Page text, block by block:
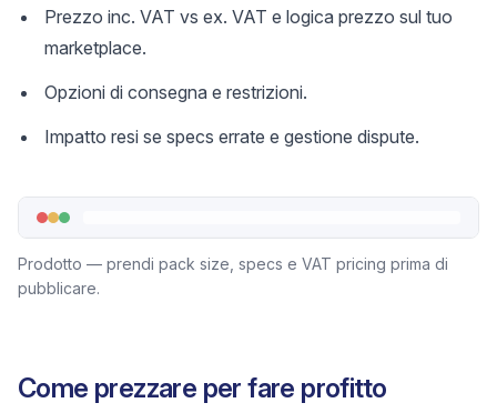
Prezzo inc. VAT vs ex. VAT e logica prezzo sul tuo
marketplace.
Opzioni di consegna e restrizioni.
Impatto resi se specs errate e gestione dispute.
Prodotto — prendi pack size, specs e VAT pricing prima di
pubblicare.
Come prezzare per fare profitto